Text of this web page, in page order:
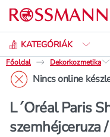
KATEGÓRIÁK
Keresés
Főoldal
Dekorkozmetika
Nincs online
L´Oréal Paris
szemhéjceruza